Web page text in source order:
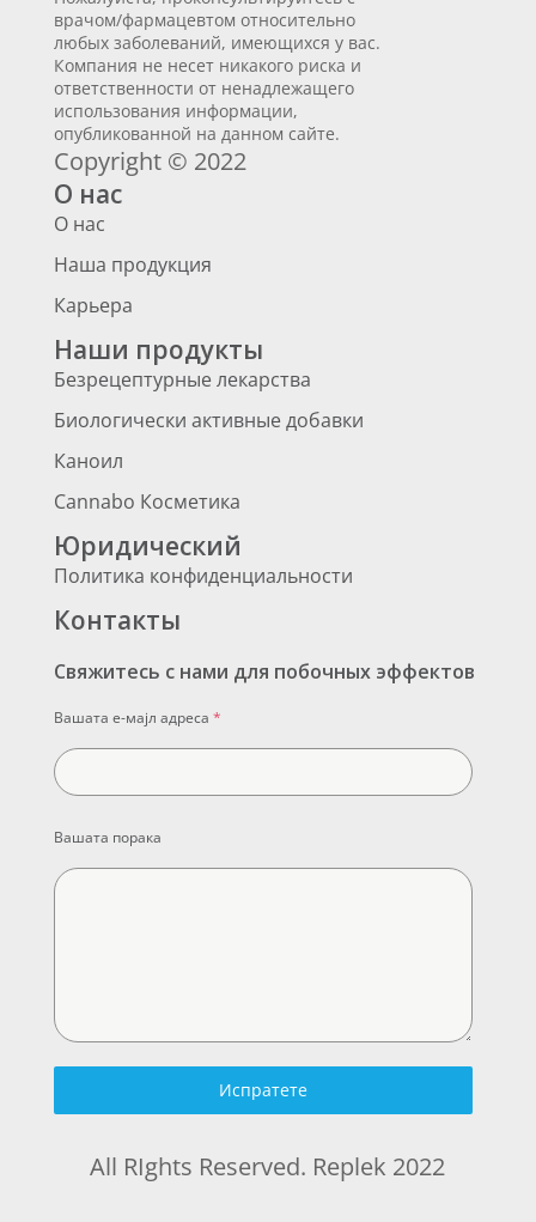
врачом/фармацевтом относительно
любых заболеваний, имеющихся у вас.
Компания не несет никакого риска и
ответственности от ненадлежащего
использования информации,
опубликованной на данном сайте.
Copyright © 2022
О нас
О нас
Наша продукция
Карьера
Наши продукты
Безрецептурные лекарства
Биологически активные добавки
Каноил
Cannabo Косметика
Юридический
Политика конфиденциальности
Контакты
Свяжитесь с нами для побочных эффектов
Вашата е-мајл адреса *
Вашата порака
Испратете
All RIghts Reserved. Replek 2022